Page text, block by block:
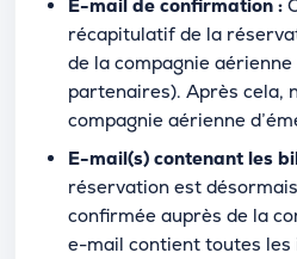
E-mail de confirmation :
récapitulatif de la
de la compagnie
partenaires). Après cela,
compagnie aérienne
E-mail(s) contenant les
réservation est
confirmée auprès de la
e-mail contient toutes